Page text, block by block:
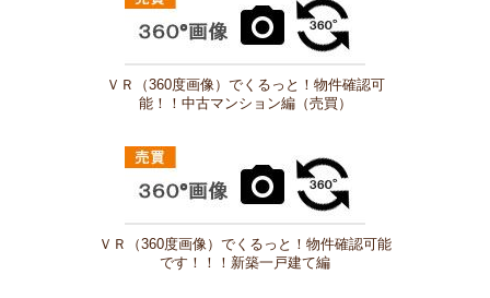
ＶＲ（360度画像）でくるっと！物件確認可
能！！中古マンション編（売買）
ＶＲ（360度画像）でくるっと！物件確認可能
です！！！新築一戸建て編